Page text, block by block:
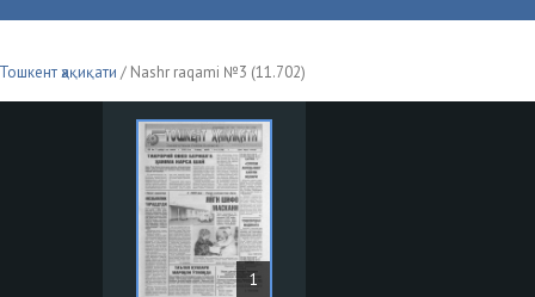
Тошкент ҳақиқати / Nashr raqami №3 (11.702)
1